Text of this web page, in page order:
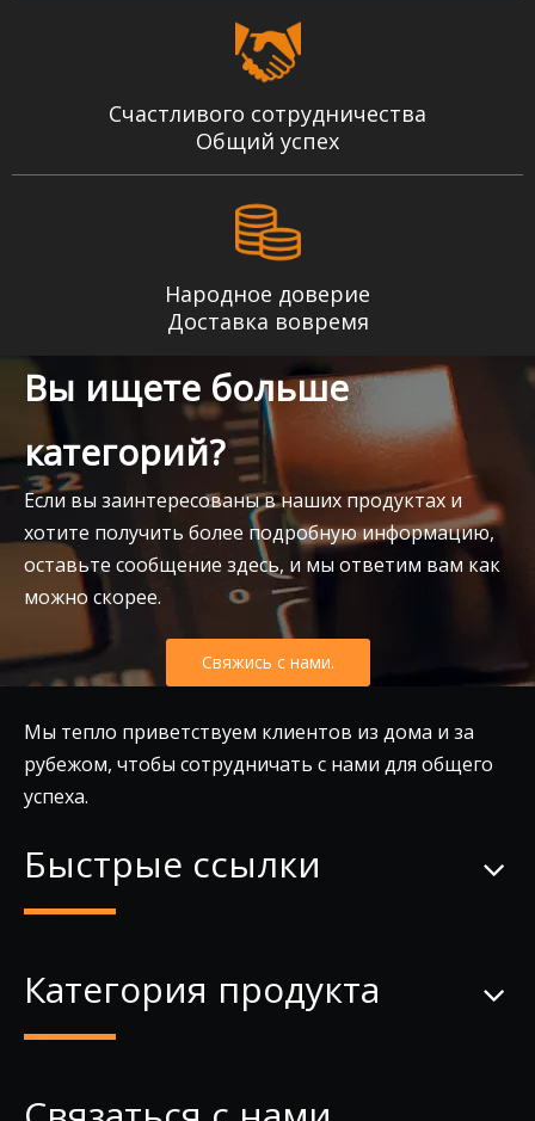
Счастливого сотрудничества
Общий успех
Народное доверие
Доставка вовремя
Вы ищете больше
категорий?
Если вы заинтересованы в наших продуктах и
хотите получить более подробную информацию,
оставьте сообщение здесь, и мы ответим вам как
можно скорее.
Свяжись с нами.
Мы тепло приветствуем клиентов из дома и за
рубежом, чтобы сотрудничать с нами для общего
успеха.
Быстрые ссылки
Категория продукта